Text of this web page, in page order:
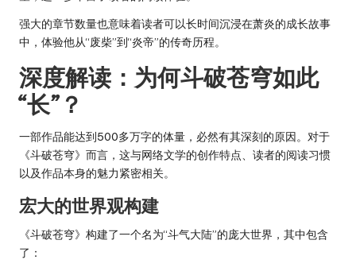
强大的章节数量也意味着读者可以长时间沉浸在萧炎的成长故事
中，体验他从“废柴”到“炎帝”的传奇历程。
深度解读：为何斗破苍穹如此
“长”？
一部作品能达到500多万字的体量，必然有其深刻的原因。对于
《斗破苍穹》而言，这与网络文学的创作特点、读者的阅读习惯
以及作品本身的魅力紧密相关。
宏大的世界观构建
《斗破苍穹》构建了一个名为“斗气大陆”的庞大世界，其中包含
了：